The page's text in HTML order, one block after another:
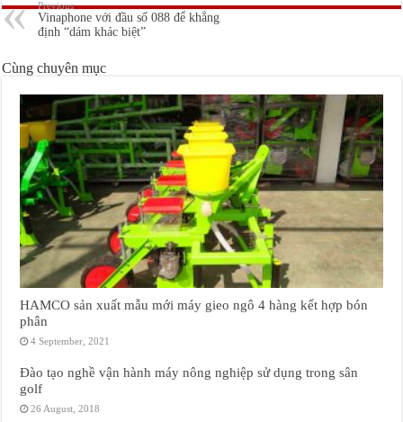
Previous
Vinaphone với đầu số 088 để khẳng
định “dám khác biệt”
Cùng chuyên mục
HAMCO sản xuất mẫu mới máy gieo ngô 4 hàng kết hợp bón
phân
4 September, 2021
Đào tạo nghề vận hành máy nông nghiệp sử dụng trong sân
golf
26 August, 2018